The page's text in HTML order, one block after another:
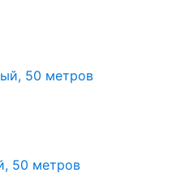
50 метров